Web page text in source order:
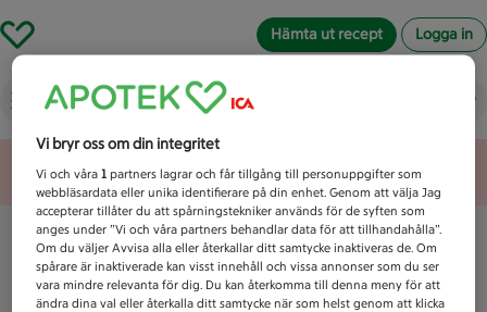
Hämta ut recept Logga in
Vad letar du efter idag?
Unknown error
Vi bryr oss om din integritet
Vi och våra1 partners lagrar och får tillgång till personuppgifter som
webbläsardata eller unika identifierare på din enhet. Genom att välja Jag
accepterar tillåter du att spårningstekniker används för de syften som
anges under ”Vi och våra partners behandlar data för att tillhandahålla”.
Om du väljer Avvisa alla eller återkallar ditt samtycke inaktiveras de. Om
spårare är inaktiverade kan visst innehåll och vissa annonser som du ser
vara mindre relevanta för dig. Du kan återkomma till denna meny för att
ändra dina val eller återkalla ditt samtycke när som helst genom att klicka